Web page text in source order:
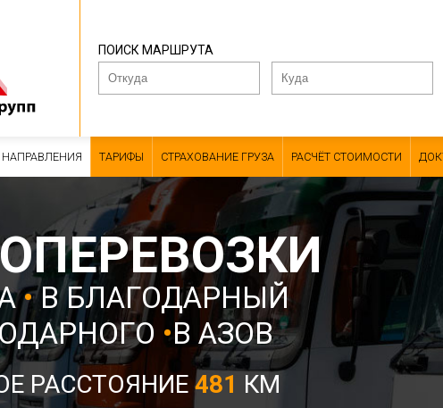
ПОИСК МАРШРУТА
НАПРАВЛЕНИЯ ТАРИФЫ СТРАХОВАНИЕ ГРУЗА РАСЧЁТ СТОИМОСТИ
•В БЛАГОДАРНЫЙ
•В АЗОВ
РАССТОЯНИЕ481 КМ